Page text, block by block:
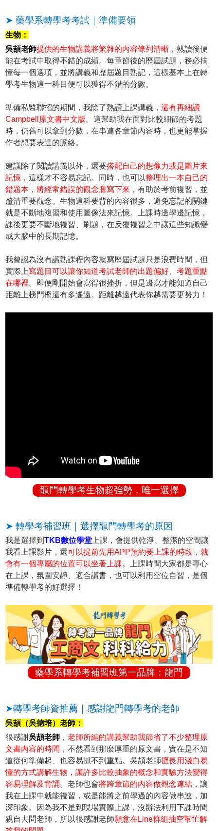
➤ 藥學系轉學考考試｜準備要領
生物：
吳頡老師提供的生物講義將繁雜的內容條列清晰 ，熟讀後便
能在考試中取得不錯的成績。每章節後的歷屆試題，務必搞
懂每一個選項，並將講義和歷屆題目熟記，這樣基本上在轉
學考生物這一科目便可以獲得不錯的分數。
準備私醫聯招的期間，我除了熟讀上課講義，還有再細讀
Campbell原文書中文版。這幫助我在面對比較細節的考題
時，仍舊可以拿到分數，在串連各章節內容時，也更能掌握
作者想要表達的脈絡。
建議除了閱讀講義以外，還要搭配自己的想像力或是圖片來
記憶 ，這樣才不容易忘記。同時，也可以整理出一本自己的
錯題本，將經常錯誤的觀念謄寫下來 ，有助於考前複習，並
釐清重要觀念。生物這科要背的內容很多，避免忘記的關鍵
就是不斷地複習和使用圖像法來記憶。上課時邊學邊記憶，
課後更要不斷地複習、刷題，在反覆複習之中讓這些知識變
成大腦中的長期記憶。
我曾認為沒有讀熟課程內容就寫歷屆試題只是浪費時間，但
實際上寫題目可以讓你知道考試老師的出題偏好、考題重點
在哪裡。即便剛開始會寫得很挫折，但是邊寫才能知道自己
距離上榜門檻還有多遙遠。距離越遠代表你越需要更努力！
龍門轉學考生物超強勢，唯一選擇
➤ 轉學考補習班｜選擇龍門轉學考的原因
我是選擇到TKB數位學堂上課，會提供乾淨、整潔的空間讓
我看上課影片，還可以提前先用APP預約要上課的時段，就
會有一個專屬的位置可以坐著上課。上課時間大家都是專心
在上課，氛圍安靜、適合讀書，也可以利用空位自習，是個
準備轉學考的好選擇！
藥學系轉學考補習班第一品牌：龍門
➤轉學考師資推薦｜感謝龍門轉學考的老師
吳頡（吳德培）老師：
很感謝吳頡老師 ，老師所編的講義幫助我節省了不少整理原
文書內容的時間 ，不然看到那麼厚重的原文書，實在是不知
道從何準備起、也容易抓不到重點。吳頡老師擅長用淺白易
懂的方式講解生物，讓許多比較抽象的概念和實驗方法變得
容易理解及背誦。老師也會將跨章節的內容做觀念連結 ，讓
我在上課中就能複習，或是能將之前學過的內容做串連，加
深印象。因為我不是到現場實際上課，沒辦法利用下課時間
親自去問老師，所以很感謝老師願意在Line群組抽空幫忙解